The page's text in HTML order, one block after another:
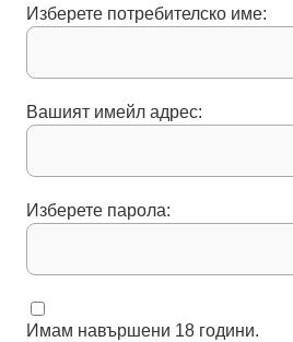
Изберете потребителско име:
Вашият имейл адрес:
Изберете парола:
Имам навършени 18 години.